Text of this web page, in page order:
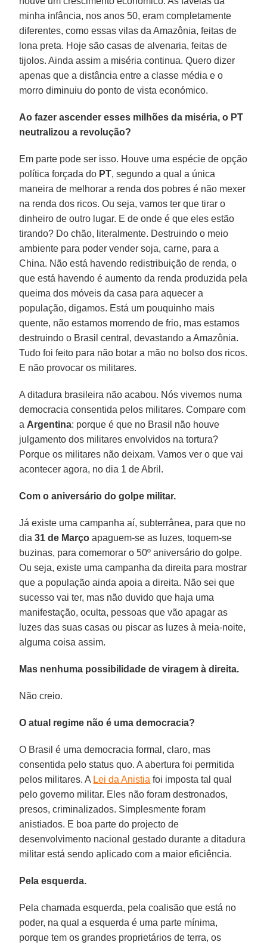
minha infância, nos anos 50, eram completamente
diferentes, como essas vilas da Amazônia, feitas de
lona preta. Hoje são casas de alvenaria, feitas de
tijolos. Ainda assim a miséria continua. Quero dizer
apenas que a distância entre a classe média e o
morro diminuiu do ponto de vista económico.
Ao fazer ascender esses milhões da miséria, o PT
neutralizou a revolução?
Em parte pode ser isso. Houve uma espécie de opção
política forçada do PT, segundo a qual a única
maneira de melhorar a renda dos pobres é não mexer
na renda dos ricos. Ou seja, vamos ter que tirar o
dinheiro de outro lugar. E de onde é que eles estão
tirando? Do chão, literalmente. Destruindo o meio
ambiente para poder vender soja, carne, para a
China. Não está havendo redistribuição de renda, o
que está havendo é aumento da renda produzida pela
queima dos móveis da casa para aquecer a
população, digamos. Está um pouquinho mais
quente, não estamos morrendo de frio, mas estamos
destruindo o Brasil central, devastando a Amazônia.
Tudo foi feito para não botar a mão no bolso dos ricos.
E não provocar os militares.
A ditadura brasileira não acabou. Nós vivemos numa
democracia consentida pelos militares. Compare com
a Argentina: porque é que no Brasil não houve
julgamento dos militares envolvidos na tortura?
Porque os militares não deixam. Vamos ver o que vai
acontecer agora, no dia 1 de Abril.
Com o aniversário do golpe militar.
Já existe uma campanha aí, subterrânea, para que no
dia31 de Março apaguem-se as luzes, toquem-se
buzinas, para comemorar o 50º aniversário do golpe.
Ou seja, existe uma campanha da direita para mostrar
que a população ainda apoia a direita. Não sei que
sucesso vai ter, mas não duvido que haja uma
manifestação, oculta, pessoas que vão apagar as
luzes das suas casas ou piscar as luzes à meia-noite,
alguma coisa assim.
Mas nenhuma possibilidade de viragem à direita.
Não creio.
O atual regime não é uma democracia?
O Brasil é uma democracia formal, claro, mas
consentida pelo status quo. A abertura foi permitida
pelos militares. A Lei da Anistia foi imposta tal qual
pelo governo militar. Eles não foram destronados,
presos, criminalizados. Simplesmente foram
anistiados. E boa parte do projecto de
desenvolvimento nacional gestado durante a ditadura
militar está sendo aplicado com a maior eficiência.
Pela esquerda.
Pela chamada esquerda, pela coalisão que está no
poder, na qual a esquerda é uma parte mínima,
porque tem os grandes proprietários de terra, os